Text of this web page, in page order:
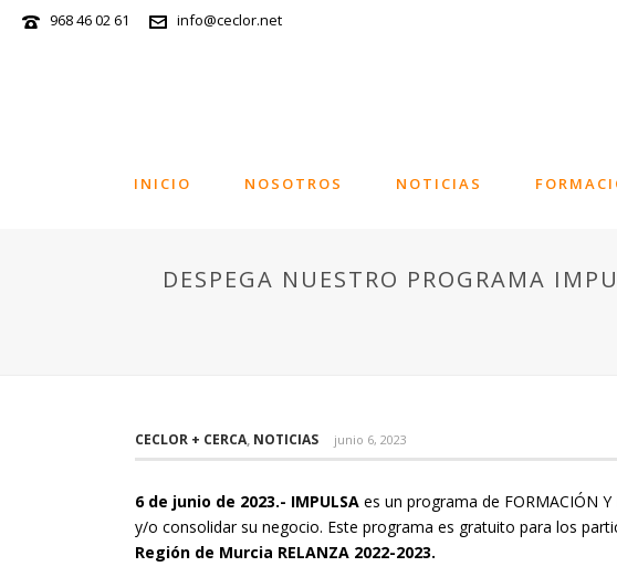
968 46 02 61 info@ceclor.net
INICIO NOSOTROS NOTICIAS
DESPEGA NUESTRO PROGRAMA
CECLOR + CERCA, NOTICIAS junio 6, 2023
6 de junio de 2023.- IMPULSA es un programa de FORMACIÓN
y/o consolidar su negocio. Este programa es gratuito para los
Región de Murcia RELANZA 2022-2023.